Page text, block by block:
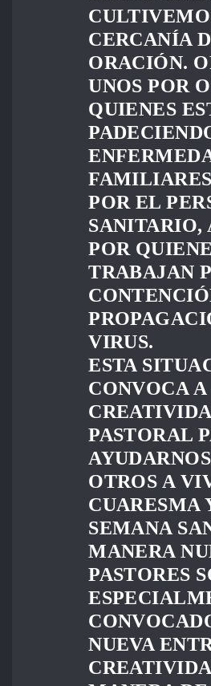
CERCANÍA
ORACIÓN.
UNOS POR
QUIENES
POR EL
SANITARIO,
POR
TRABAJAN
VIRUS.
ESTA
CONVOCA A
PASTORAL
OTROS A
CUARESMA
SEMANA
MANERA
PASTORES
NUEVA